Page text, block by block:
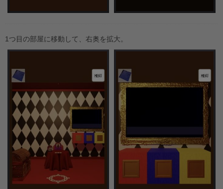
1つ目の部屋に移動して、右奥を拡大。